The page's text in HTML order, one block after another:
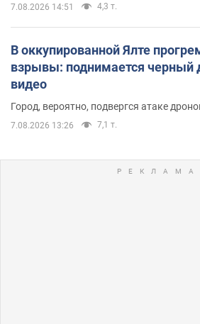
7.08.2026 14:51 4,3 т.
В оккупированной Ялте
взрывы: поднимается
видео
Город, вероятно, подвергся атаке
7.08.2026 13:26 7,1 т.